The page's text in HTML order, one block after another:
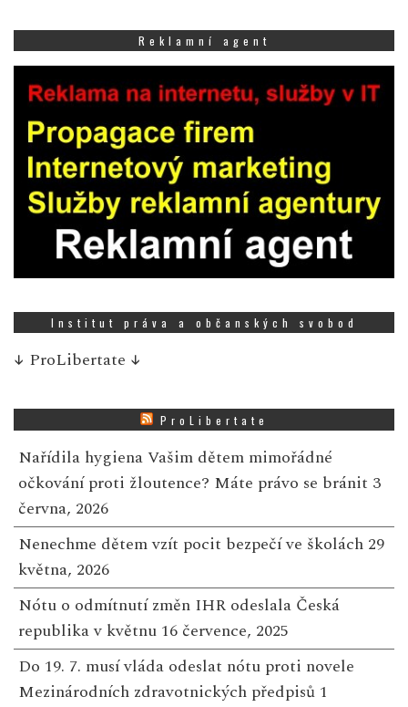
Reklamní agent
Institut práva a občanských svobod
↓ ProLibertate ↓
ProLibertate
Nařídila hygiena Vašim dětem mimořádné
očkování proti žloutence? Máte právo se bránit 3
června, 2026
Nenechme dětem vzít pocit bezpečí ve školách 29
května, 2026
Nótu o odmítnutí změn IHR odeslala Česká
republika v květnu 16 července, 2025
Do 19. 7. musí vláda odeslat nótu proti novele
Mezinárodních zdravotnických předpisů 1